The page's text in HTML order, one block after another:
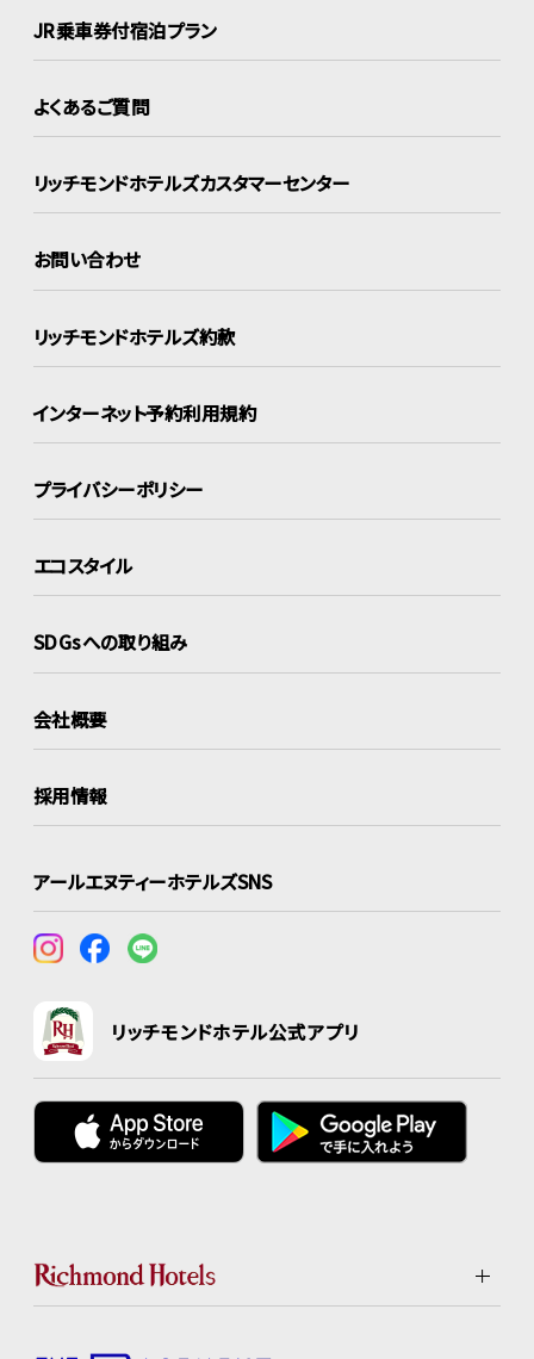
JR乗車券付宿泊プラン
よくあるご質問
リッチモンドホテルズカスタマーセンター
お問い合わせ
リッチモンドホテルズ約款
インターネット予約利用規約
プライバシーポリシー
エコスタイル
SDGsへの取り組み
会社概要
採用情報
アールエヌティーホテルズSNS
リッチモンドホテル公式アプリ